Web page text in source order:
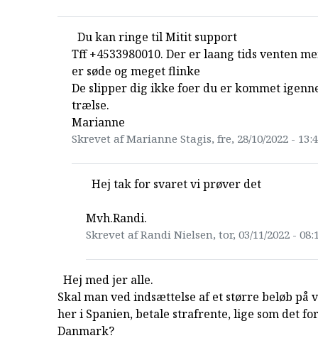
Du kan ringe til Mitit support
Tff +4533980010. Der er laang tids venten
er søde og meget flinke
De slipper dig ikke foer du er kommet
trælse.
Marianne
Skrevet af Marianne Stagis, fre, 28/10/2022 -
Hej tak for svaret vi prøver det
Mvh.Randi.
Skrevet af Randi Nielsen, tor, 03/11/2022 -
Hej med jer alle.
Skal man ved indsættelse af et større beløb på
her i Spanien, betale strafrente, lige som det
Danmark?